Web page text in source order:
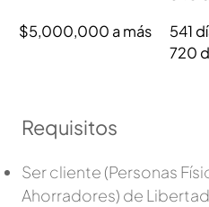
$5,000,000 a más
541
720
Requisitos
Ser cliente (Personas
Ahorradores) de